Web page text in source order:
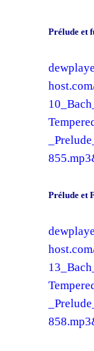
Prélude et
Prélude et